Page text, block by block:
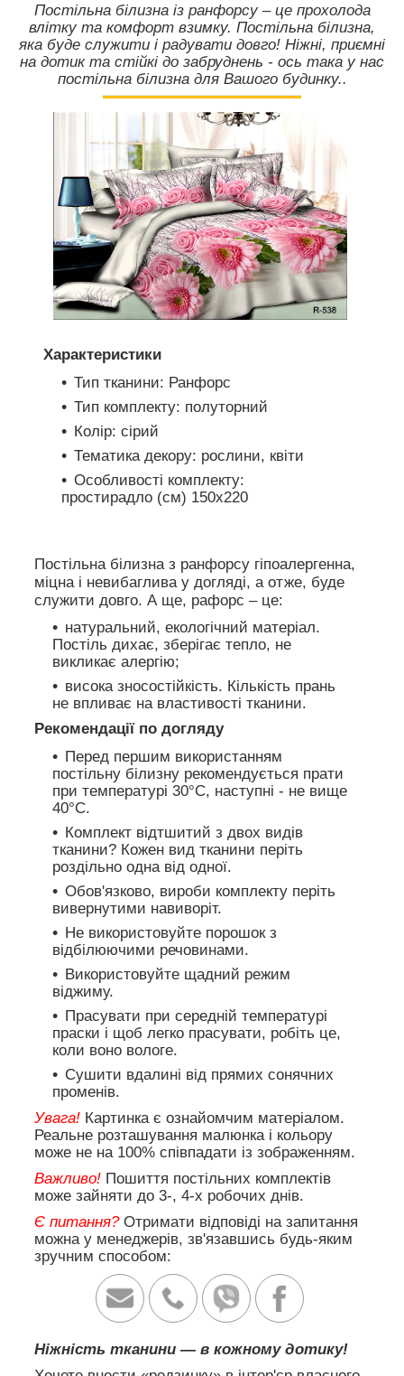
Постільна білизна із ранфорсу – це прохолода
влітку та комфорт взимку. Постільна білизна,
яка буде служити і радувати довго! Ніжні, приємні
на дотик та стійкі до забруднень - ось така у нас
постільна білизна для Вашого будинку..
Характеристики
Тип тканини: Ранфорс
Тип комплекту: полуторний
Колір: сірий
Тематика декору: рослини, квіти
Особливості комплекту:
простирадло (см) 150х220
Постільна білизна з ранфорсу гіпоалергенна,
міцна і невибаглива у догляді, а отже, буде
служити довго. А ще, рафорс – це:
натуральний, екологічний матеріал.
Постіль дихає, зберігає тепло, не
викликає алергію;
висока зносостійкість. Кількість прань
не впливає на властивості тканини.
Рекомендації по догляду
Перед першим використанням
постільну білизну рекомендується прати
при температурі 30°C, наступні - не вище
40°C.
Комплект відтшитий з двох видів
тканини? Кожен вид тканини періть
роздільно одна від одної.
Обов'язково, вироби комплекту періть
вивернутими навиворіт.
Не використовуйте порошок з
відбілюючими речовинами.
Використовуйте щадний режим
віджиму.
Прасувати при середній температурі
праски і щоб легко прасувати, робіть це,
коли воно вологе.
Сушити вдалині від прямих сонячних
променів.
Увага! Картинка є ознайомчим матеріалом.
Реальне розташування малюнка і кольору
може не на 100% співпадати із зображенням.
Важливо! Пошиття постільних комплектів
може зайняти до 3-, 4-х робочих днів.
Є питання? Отримати відповіді на запитання
можна у менеджерів, зв'язавшись будь-яким
зручним способом:
Ніжність тканини — в кожному дотику!